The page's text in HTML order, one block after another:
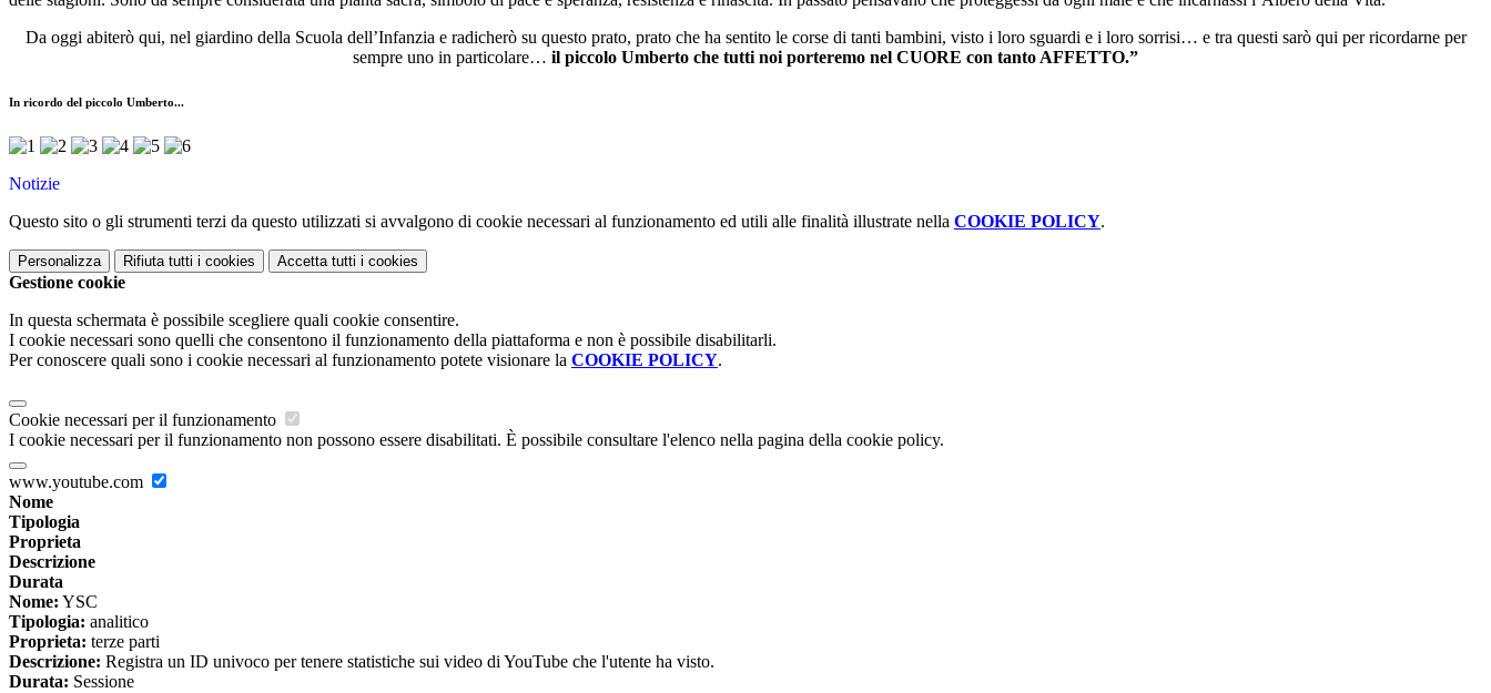
Da oggi abiterò qui, nel giardino della Scuola dell’Infanzia e radicherò su questo prato, prato che ha sentito le corse di tanti bambini, visto i loro sguardi e i loro sorrisi… e tra questi sarò qui per ricordarne per
sempre uno in particolare… il piccolo Umberto che tutti noi porteremo nel CUORE con tanto AFFETTO.”
In ricordo del piccolo Umberto...
Notizie
Questo sito o gli strumenti terzi da questo utilizzati si avvalgono di cookie necessari al funzionamento ed utili alle finalità illustrate nella COOKIE POLICY.
Personalizza Rifiuta tutti i cookies Accetta tutti i cookies
Gestione cookie
In questa schermata è possibile scegliere quali cookie consentire.
I cookie necessari sono quelli che consentono il funzionamento della piattaforma e non è possibile disabilitarli.
Per conoscere quali sono i cookie necessari al funzionamento potete visionare la COOKIE POLICY.
Cookie necessari per il funzionamento
I cookie necessari per il funzionamento non possono essere disabilitati. È possibile consultare l'elenco nella pagina della cookie policy.
www.youtube.com
Nome
Tipologia
Proprieta
Descrizione
Durata
Nome: YSC
Tipologia: analitico
Proprieta: terze parti
Descrizione: Registra un ID univoco per tenere statistiche sui video di YouTube che l'utente ha visto.
Durata: Sessione